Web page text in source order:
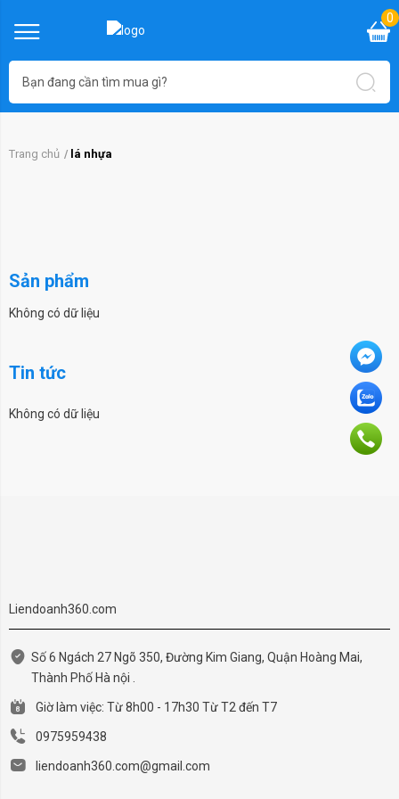
0
Trang chủ lá nhựa
Sản phẩm
Không có dữ liệu
Tin tức
Không có dữ liệu
Liendoanh360.com
Số 6 Ngách 27 Ngõ 350, Đường Kim Giang, Quận Hoàng Mai,
Thành Phố Hà nội .
Giờ làm việc: Từ 8h00 - 17h30 Từ T2 đến T7
0975959438
liendoanh360.com@gmail.com